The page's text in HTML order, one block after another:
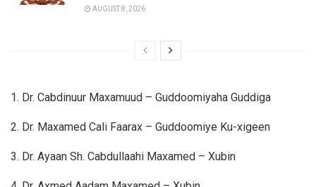
AUGUST 8, 2026
1. Dr. Cabdinuur Maxamuud – Guddoomiyaha Guddiga
2. Dr. Maxamed Cali Faarax – Guddoomiye Ku-xigeen
3. Dr. Ayaan Sh. Cabdullaahi Maxamed – Xubin